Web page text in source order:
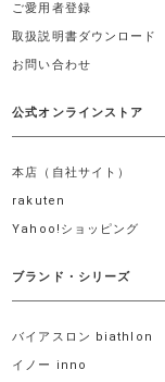
ご愛用者登録
取扱説明書ダウンロード
お問い合わせ
公式オンラインストア
本店（自社サイト）
rakuten
Yahoo!ショッピング
ブランド・シリーズ
バイアスロン biathlon
イノー inno